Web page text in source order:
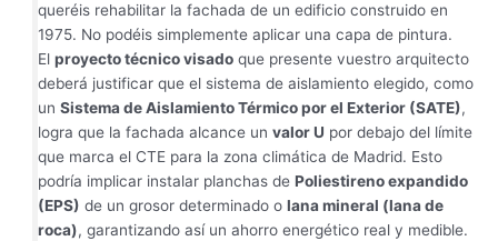
queréis rehabilitar la fachada de un edificio construido en
1975. No podéis simplemente aplicar una capa de pintura.
Elproyecto técnico visado que presente vuestro arquitecto
deberá justificar que el sistema de aislamiento elegido, como
unSistema de Aislamiento Térmico por el Exterior (SATE),
logra que la fachada alcance unvalor U por debajo del límite
que marca el CTE para la zona climática de Madrid. Esto
podría implicar instalar planchas dePoliestireno expandido
(EPS) de un grosor determinado olana mineral (lana de
roca), garantizando así un ahorro energético real y medible.